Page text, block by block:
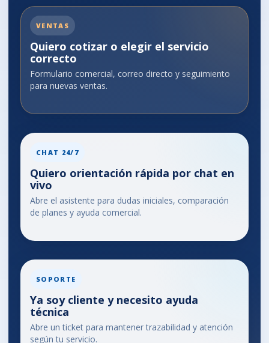
VENTAS
Quiero cotizar o elegir el servicio
correcto
Formulario comercial, correo directo y seguimiento
para nuevas ventas.
CHAT 24/7
Quiero orientación rápida por chat en
vivo
Abre el asistente para dudas iniciales, comparación
de planes y ayuda comercial.
SOPORTE
Ya soy cliente y necesito ayuda
técnica
Abre un ticket para mantener trazabilidad y atención
según tu servicio.